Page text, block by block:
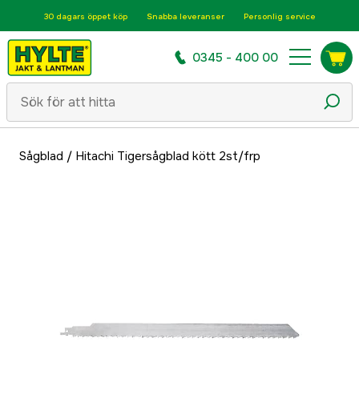
30 dagars öppet köp Snabba leveranser Personlig service
0345 - 400 00
Sågblad / Hitachi Tigersågblad kött 2st/frp